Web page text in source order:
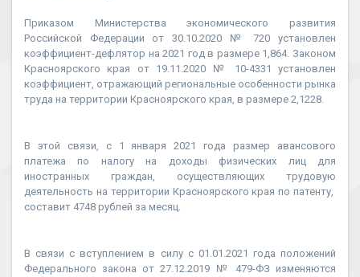
Приказом Министерства экономического развития
Российской Федерации от 30.10.2020 № 720 установлен
коэффициент-дефлятор на 2021 год в размере 1,864. Законом
Красноярского края от 19.11.2020 № 10-4331 установлен
коэффициент, отражающий региональные особенности рынка
труда на территории Красноярского края, в размере 2,1228.
В этой связи, с 1 января 2021 года размер авансового
платежа по налогу на доходы физических лиц для
иностранных граждан, осуществляющих трудовую
деятельность на территории Красноярского края по патенту,
составит 4748 рублей за месяц.
В связи с вступлением в силу с 01.01.2021 года положений
Федерального закона от 27.12.2019 № 479-ФЗ изменяются